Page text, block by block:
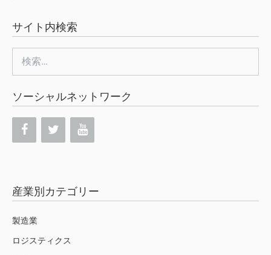
サイト内検索
索:
ソーシャルネットワーク
産業別カテゴリー
製造業
ロジスティクス